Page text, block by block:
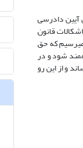
در دادسرا مطابق قانون دادرسی کیفری مصوب 1392 است، در قانون سابق، در تبصره ذیل ماده 128 قانون آیین دادرسی
دانسته است، لیکن در قانون آیین دادرسی کیفری مصوب 1392، بسیاری از اشکالات قانون
می­رسیم که حق
شود و در
و از این رو